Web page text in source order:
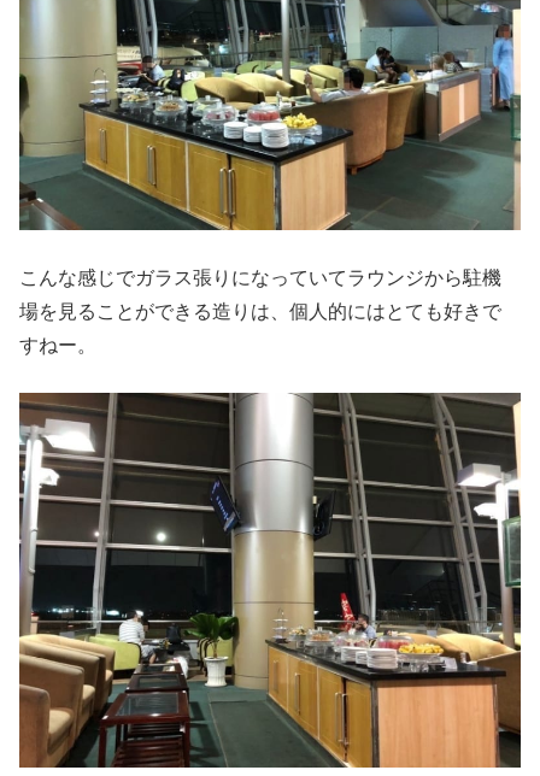
こんな感じでガラス張りになっていてラウンジから駐機
場を見ることができる造りは、個人的にはとても好きで
すねー。